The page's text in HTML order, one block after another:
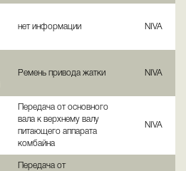
нет информации NIVA
Ремень привода жатки NIVA
Передача от основного
вала к верхнему валу
питающего аппарата
комбайна
NIVA
Передача от